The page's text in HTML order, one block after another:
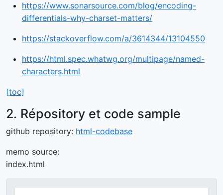
https://www.sonarsource.com/blog/encoding-
differentials-why-charset-matters/
https://stackoverflow.com/a/3614344/13104550
https://html.spec.whatwg.org/multipage/named-
characters.html
[toc]
2. Répository et code sample
github repository: html-codebase
memo source:
index.html